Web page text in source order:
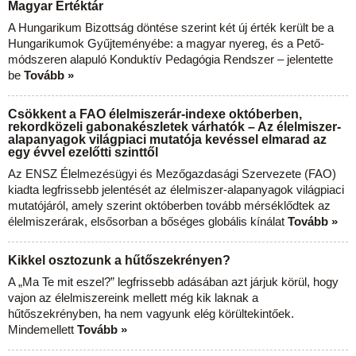
Magyar Értéktár
A Hungarikum Bizottság döntése szerint két új érték került be a
Hungarikumok Gyűjteményébe: a magyar nyereg, és a Pető-
módszeren alapuló Konduktív Pedagógia Rendszer – jelentette
be Tovább »
Csökkent a FAO élelmiszerár-indexe októberben,
rekordközeli gabonakészletek várhatók – Az élelmiszer-
alapanyagok világpiaci mutatója kevéssel elmarad az
egy évvel ezelőtti szinttől
Az ENSZ Élelmezésügyi és Mezőgazdasági Szervezete (FAO)
kiadta legfrissebb jelentését az élelmiszer-alapanyagok világpiaci
mutatójáról, amely szerint októberben tovább mérséklődtek az
élelmiszerárak, elsősorban a bőséges globális kínálat Tovább »
Kikkel osztozunk a hűtőszekrényen?
A „Ma Te mit eszel?” legfrissebb adásában azt járjuk körül, hogy
vajon az élelmiszereink mellett még kik laknak a
hűtőszekrényben, ha nem vagyunk elég körültekintőek.
Mindemellett Tovább »